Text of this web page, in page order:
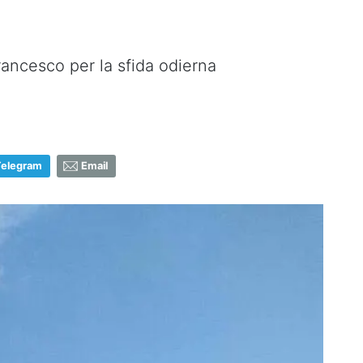
per la sfida odierna
Email